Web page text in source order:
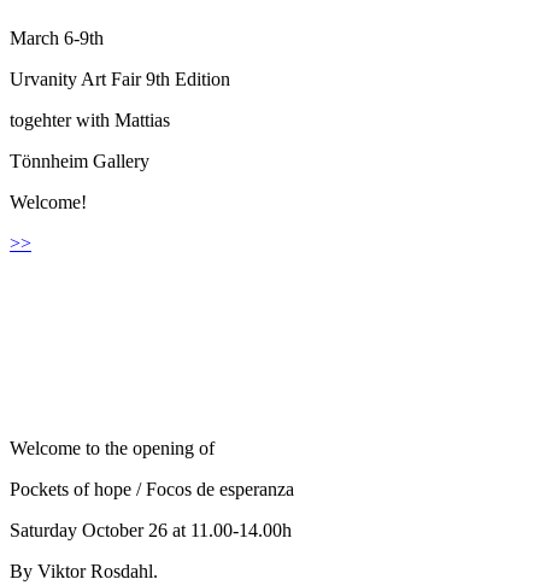
March 6-9th
Urvanity Art Fair 9th Edition
togehter with Mattias
Tönnheim Gallery
Welcome!
>>
Welcome to the opening of
Pockets of hope / Focos de esperanza
Saturday October 26 at 11.00-14.00h
By Viktor Rosdahl.